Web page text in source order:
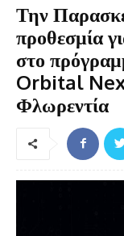
Την
προθεσμία
στο
Orbital
Φλωρεντία